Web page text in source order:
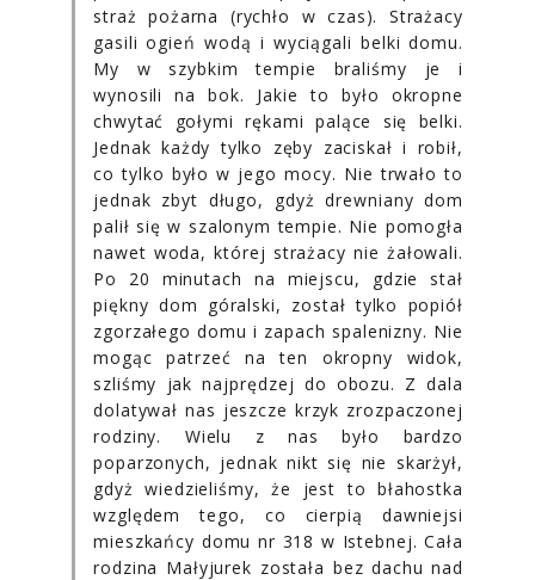
straż pożarna (rychło w czas). Strażacy
gasili ogień wodą i wyciągali belki domu.
My w szybkim tempie braliśmy je i
wynosili na bok. Jakie to było okropne
chwytać gołymi rękami palące się belki.
Jednak każdy tylko zęby zaciskał i robił,
co tylko było w jego mocy. Nie trwało to
jednak zbyt długo, gdyż drewniany dom
palił się w szalonym tempie. Nie pomogła
nawet woda, której strażacy nie żałowali.
Po 20 minutach na miejscu, gdzie stał
piękny dom góralski, został tylko popiół
zgorzałego domu i zapach spalenizny. Nie
mogąc patrzeć na ten okropny widok,
szliśmy jak najprędzej do obozu. Z dala
dolatywał nas jeszcze krzyk zrozpaczonej
rodziny. Wielu z nas było bardzo
poparzonych, jednak nikt się nie skarżył,
gdyż wiedzieliśmy, że jest to błahostka
względem tego, co cierpią dawniejsi
mieszkańcy domu nr 318 w Istebnej. Cała
rodzina Małyjurek została bez dachu nad